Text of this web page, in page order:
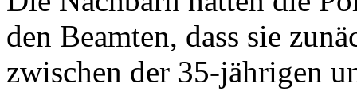
den Beamten, dass sie
zwischen der 35-jährigen